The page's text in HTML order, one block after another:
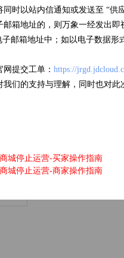
时以站内信通知或发送至 “供
箱地址的，则万象一经发出
邮箱地址中；如以电子数据
提交工单： https://
们的支持与理解，同时也对
城停止运营-买家操作指南
城停止运营-商家操作指南